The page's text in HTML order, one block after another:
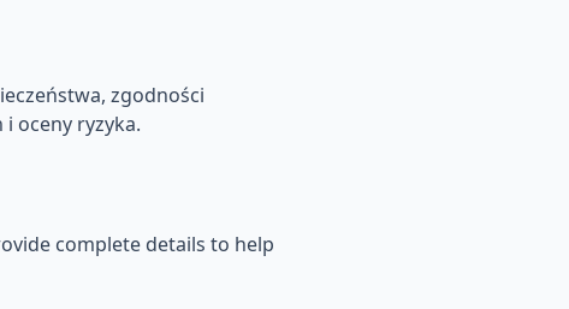
zgodności
oceny ryzyka.
complete details to help